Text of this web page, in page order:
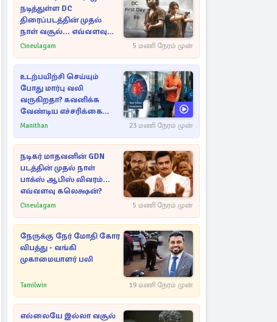
நடித்துள்ள DC
திரைப்படத்தின் முதல்
நாள் வசூல்... எவ்வளவு
தெரியுமா?
Cineulagam 5 மணி நேரம் முன்
உடற்பயிற்சி செய்யும்
போது மார்பு வலி
வருகிறதா? கவனிக்க
வேண்டிய எச்சரிக்கை
அறிகுறிகள்
Manithan 23 மணி நேரம் முன்
நடிகர் மாதவனின் GDN
படத்தின் முதல் நாள்
பாக்ஸ் ஆபிஸ் விவரம்...
எவ்வளவு கலெக்ஷன்?
Cineulagam 5 மணி நேரம் முன்
நேருக்கு நேர் மோதி கோர
விபத்து - வங்கி
முகாமையாளர் பலி
Tamilwin 19 மணி நேரம் முன்
எல்லையே இல்லா வசூல்